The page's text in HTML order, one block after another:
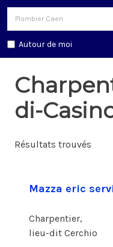
Autour de moi
di-
Résultats trouvés
Mazza eric
Charpentier,
lieu-dit Cerchio